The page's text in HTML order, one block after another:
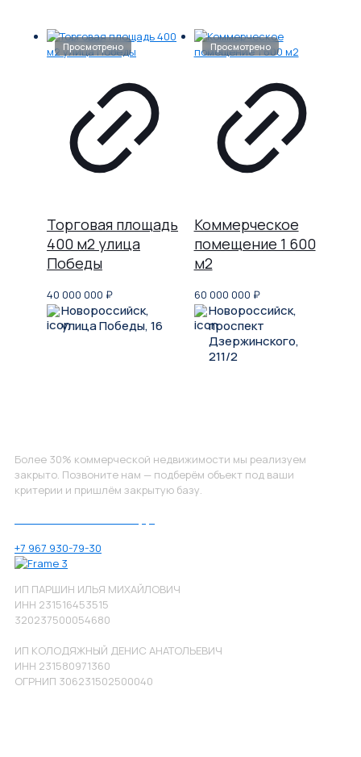
Торговая площадь
400 м2 улица
Победы
40 000 000 ₽
Новороссийск,
улица Победы, 16
Коммерческое
помещение 1 600
м2
60 000 000 ₽
Новороссийск,
проспект
Дзержинского,
211/2
Более 30% коммерческой недвижимости мы реализуем
закрыто. Позвоните нам — подберём объект под ваши
критерии и пришлём закрытую базу.
+7 967 930-79-30
ИП ПАРШИН ИЛЬЯ МИХАЙЛОВИЧ
ИНН 231516453515
320237500054680
ИП КОЛОДЯЖНЫЙ ДЕНИС АНАТОЛЬЕВИЧ
ИНН 231580971360
ОГРНИП 306231502500040